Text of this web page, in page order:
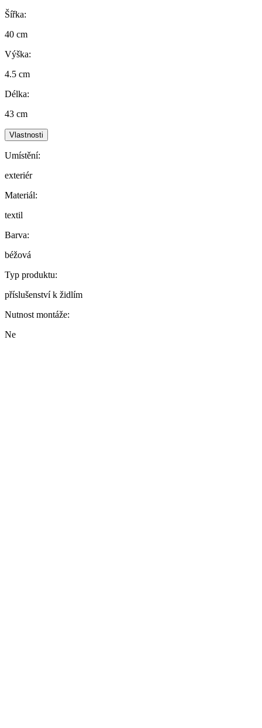
Šířka:
40 cm
Výška:
4.5 cm
Délka:
43 cm
Vlastnosti
Umístění:
exteriér
Materiál:
textil
Barva:
béžová
Typ produktu:
příslušenství k židlím
Nutnost montáže:
Ne